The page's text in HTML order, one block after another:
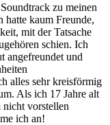
zu meinen
hatte kaum Freunde,
mit der Tatsache
schien. Ich
angefreundet und
alles sehr kreisförmig
Als ich 17 Jahre alt
vorstellen
ich an!